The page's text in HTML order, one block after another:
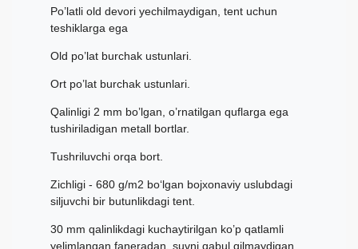
Po’latli old devori yechilmaydigan, tent uchun
teshiklarga ega
Old po’lat burchak ustunlari.
Ort po’lat burchak ustunlari.
Qalinligi 2 mm bo’lgan, o’rnatilgan quflarga ega
tushiriladigan metall bortlar.
Tushriluvchi orqa bort.
Zichligi - 680 g/m2 bo‘lgan bojxonaviy uslubdagi
siljuvchi bir butunlikdagi tent.
30 mm qalinlikdagi kuchaytirilgan ko’p qatlamli
yelimlangan faneradan, suvni qabul qilmaydigan